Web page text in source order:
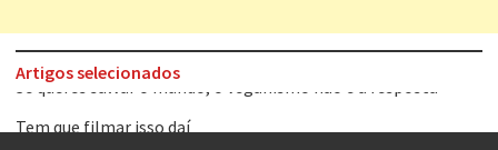
Artigos selecionados